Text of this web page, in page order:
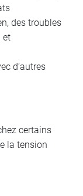
des troubles
et
d’autres
certains
la tension